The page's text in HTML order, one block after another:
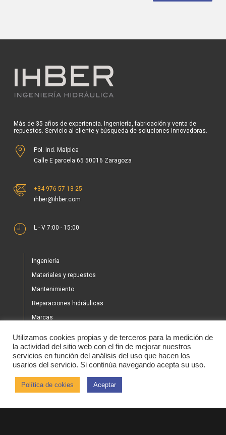
Más de 35 años de experiencia. Ingeniería, fabricación y venta de
repuestos. Servicio al cliente y búsqueda de soluciones innovadoras.
Pol. Ind. Malpica
Calle E parcela 65 50016 Zaragoza
+34 976 57 13 25
ihber@ihber.com
L - V 7:00 - 15:00
Ingeniería
Materiales y repuestos
Mantenimiento
Reparaciones hidráulicas
Marcas
Tienda
Noticias
2020 © IHBER
Utilizamos cookies propias y de terceros para la medición de
la actividad del sitio web con el fin de mejorar nuestros
servicios en función del análisis del uso que hacen los
usarios del servicio. Si continúa navegando acepta su uso.
Política de cokies Aceptar